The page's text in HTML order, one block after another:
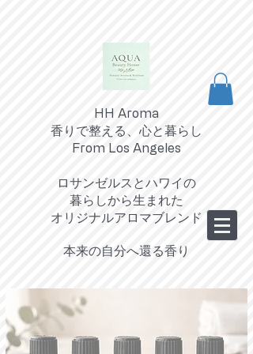
HH Aroma
香りで整える、心と暮らし
From Los Angeles
ロサンゼルスとハワイの
暮らしから生まれた
オリジナルアロマブレンド
​本来の自分へ還る香り